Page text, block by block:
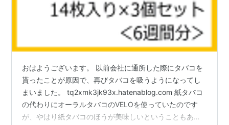
おはようございます。 以前会社に通所した際にタバコを
貰ったことが原因で、再びタバコを吸うようになってし
まいました。 tq2xmk3jk93x.hatenablog.com 紙タバコ
の代わりにオーラルタバコのVELOを使っていたのです
が、やはり紙タバコのほうが美味しいということもあ